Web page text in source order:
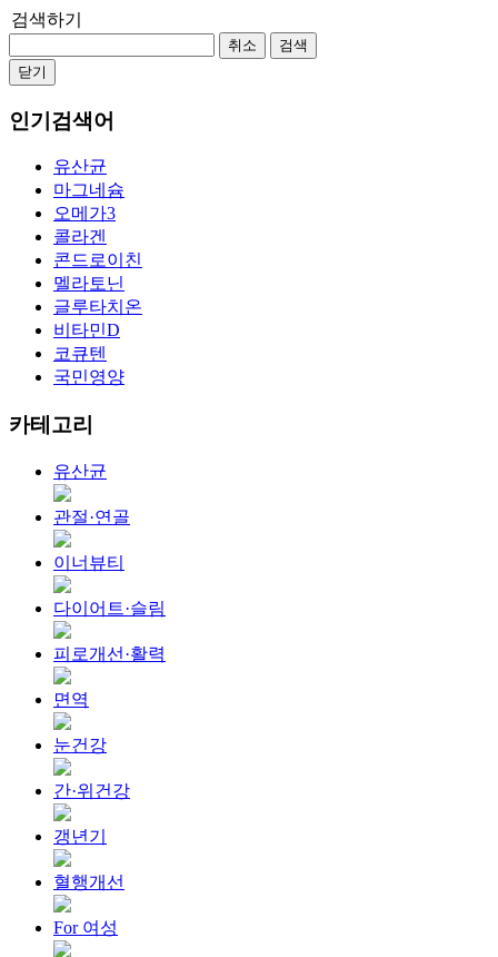
검색하기
취소
검색
닫기
인기검색어
유산균
마그네슘
오메가3
콜라겐
콘드로이친
멜라토닌
글루타치온
비타민D
코큐텐
국민영양
카테고리
유산균
관절·연골
이너뷰티
다이어트·슬림
피로개선·활력
면역
눈건강
간·위건강
갱년기
혈행개선
For 여성